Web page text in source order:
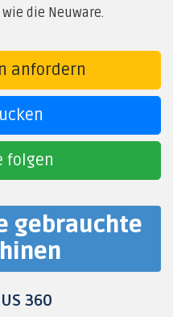
die Neuware.
anfordern
folgen
gebrauchte
360